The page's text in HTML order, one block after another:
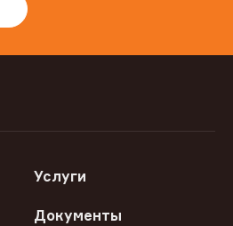
Услуги
Документы